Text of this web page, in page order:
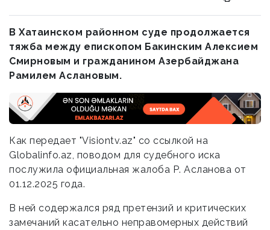
В Хатаинском районном суде продолжается
тяжба между епископом Бакинским Алексием
Смирновым и гражданином Азербайджана
Рамилем Аслановым.
Как передает "Visiontv.az" со ссылкой на
Globalinfo.az, поводом для судебного иска
послужила официальная жалоба Р. Асланова от
01.12.2025 года.
В ней содержался ряд претензий и критических
замечаний касательно неправомерных действий